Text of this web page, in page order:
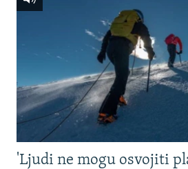
'Ljudi ne mogu osvojiti